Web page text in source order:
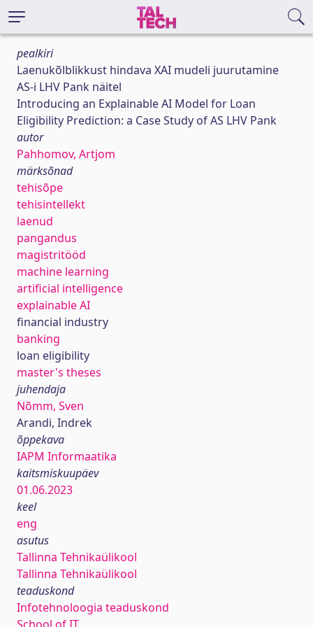
pealkiri
Laenukõlblikkust hindava XAI mudeli juurutamine
AS-i LHV Pank näitel
Introducing an Explainable AI Model for Loan
Eligibility Prediction: a Case Study of AS LHV Pank
autor
Pahhomov, Artjom
märksõnad
tehisõpe
tehisintellekt
laenud
pangandus
magistritööd
machine learning
artificial intelligence
explainable AI
financial industry
banking
loan eligibility
master's theses
juhendaja
Nõmm, Sven
Arandi, Indrek
õppekava
IAPM Informaatika
kaitsmiskuupäev
01.06.2023
keel
eng
asutus
Tallinna Tehnikaülikool
Tallinna Tehnikaülikool
teaduskond
Infotehnoloogia teaduskond